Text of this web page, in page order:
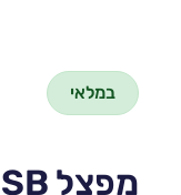
במלאי
מפצל USB ‏3.0 ‏עם ‎10‎ יציאות